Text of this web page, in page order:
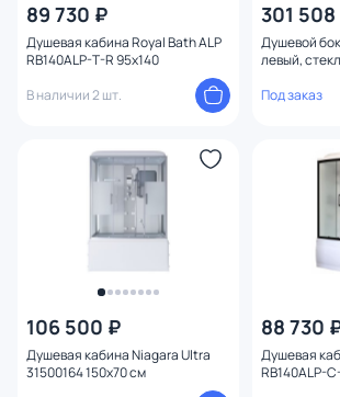
89 730 ₽
Душевая кабина Royal Bath ALP
RB140ALP-T-R 95x140
В наличии 2 шт.
301
Душевой
левый,
Под заказ
106 500 ₽
Душевая кабина Niagara Ultra
31500164 150x70 см
88 730
Душевая
RB140ALP-